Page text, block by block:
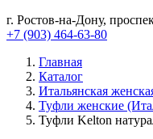
г. Ростов-на-Дону,
+7 (903) 464-63-80
Главная
Каталог
Итальянская
Туфли женские
Туфли Kelton